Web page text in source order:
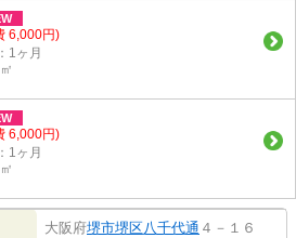
6,000円)
1ヶ月
6,000円)
1ヶ月
大阪府堺市堺区八千代通 ４－１６